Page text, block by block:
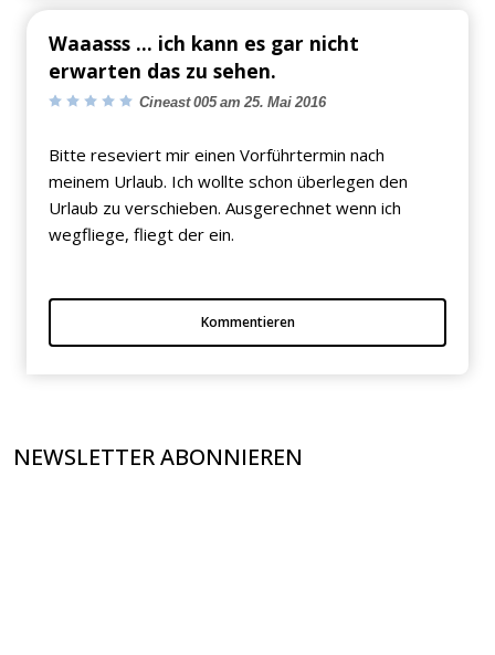
Waaasss ... ich kann es gar nicht
erwarten das zu sehen.
Cineast 005 am 25. Mai 2016
Bitte reseviert mir einen Vorführtermin nach
meinem Urlaub. Ich wollte schon überlegen den
Urlaub zu verschieben. Ausgerechnet wenn ich
wegfliege, fliegt der ein.
Kommentieren
NEWSLETTER ABONNIEREN